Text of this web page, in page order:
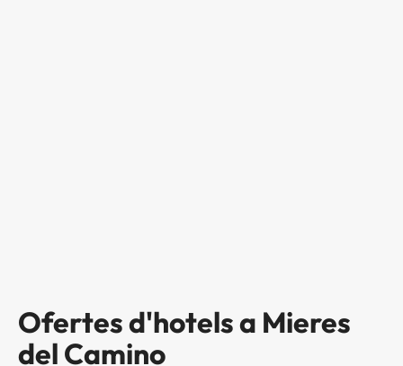
Ofertes d'hotels a Mieres
del Camino